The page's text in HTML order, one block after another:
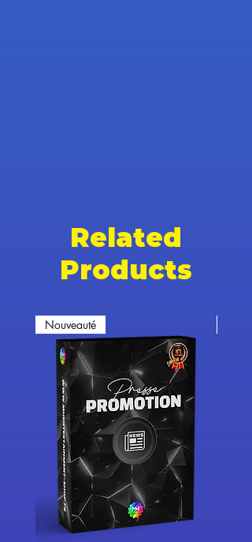
Related
Products
Nouveauté